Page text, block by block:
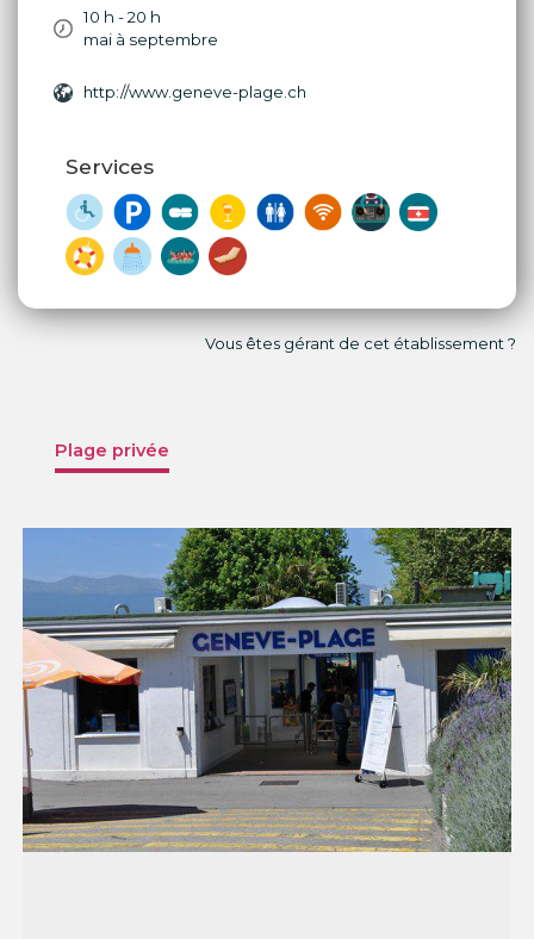
10 h - 20 h
mai à septembre
http://www.geneve-plage.ch
Services
Vous êtes gérant de cet établissement ?
Plage privée